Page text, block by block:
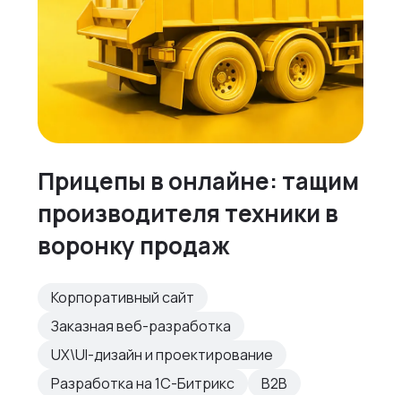
Прицепы в онлайне: тащим
производителя техники в
воронку продаж
Корпоративный сайт
Заказная веб-разработка
UX\UI-дизайн и проектирование
Разработка на 1С-Битрикс
B2B